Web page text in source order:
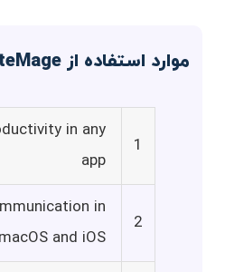
موارد استفاده از WriteMage
1
in any
app
2
in
macOS and iOS